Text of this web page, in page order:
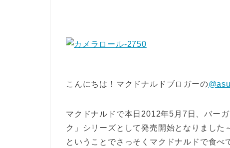
こんにちは！マクドナルドブロガーの
マクドナルドで本日2012年5月7日、バー
ク」シリーズとして発売開始となりました
ということでさっそくマクドナルドで食べ